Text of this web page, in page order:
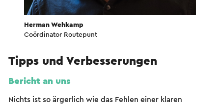
Herman Wehkamp
Coördinator Routepunt
Tipps und Verbesserungen
Bericht an uns
Nichts ist so ärgerlich wie das Fehlen einer klaren